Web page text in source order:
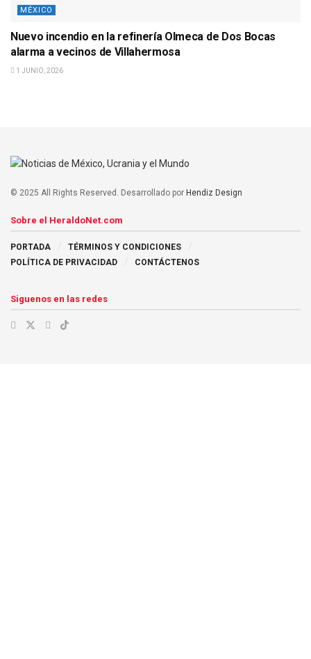
MÉXICO
Nuevo incendio en la refinería Olmeca de Dos Bocas
alarma a vecinos de Villahermosa
1 JUNIO, 2026
© 2025 All Rights Reserved. Desarrollado por Hendiz Design
Sobre el HeraldoNet.com
PORTADA
TÉRMINOS Y CONDICIONES
POLÍTICA DE PRIVACIDAD
CONTÁCTENOS
Siguenos en las redes